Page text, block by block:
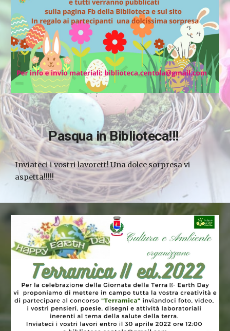
Pasqua in Biblioteca!!!
Inviateci i vostri lavorett! Una dolce sorpresa vi
aspetta!!!!!